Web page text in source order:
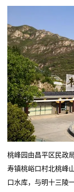
桃峰园由昌平区民政
寿镇桃峪口村北桃峰
口水库，与明十三陵